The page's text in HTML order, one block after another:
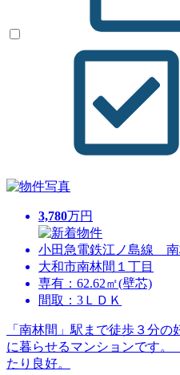
3,780万円
小田急電鉄江ノ島線 南
大和市南林間１丁目
専有：62.62㎡(壁芯)
間取：3ＬＤＫ
「南林間」駅まで徒歩３分
に暮らせるマンションです
たり良好。